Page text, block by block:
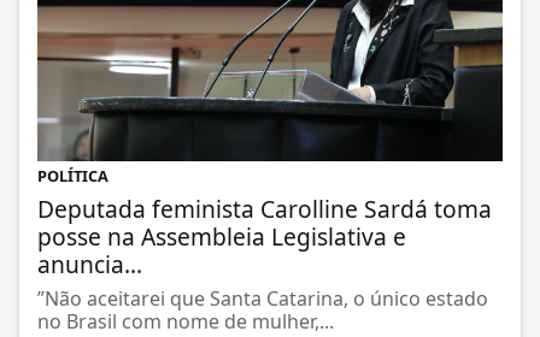
POLÍTICA
Deputada feminista Carolline Sardá toma
posse na Assembleia Legislativa e
anuncia...
”Não aceitarei que Santa Catarina, o único estado
no Brasil com nome de mulher,...